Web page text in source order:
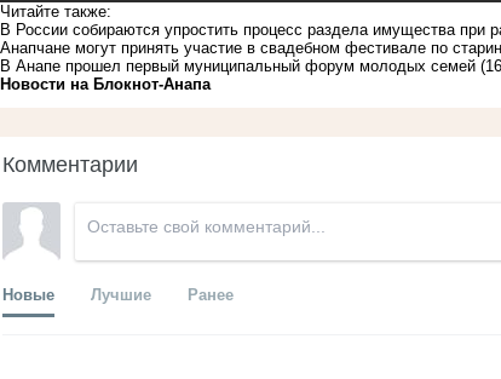
Читайте также:
В России собираются упростить процесс раздела имущества при
Анапчане могут принять участие в свадебном фестивале по
В Анапе прошел первый муниципальный форум молодых семей
Новости на Блoкнoт-Анапа
Комментарии
Новые Лучшие Ранее